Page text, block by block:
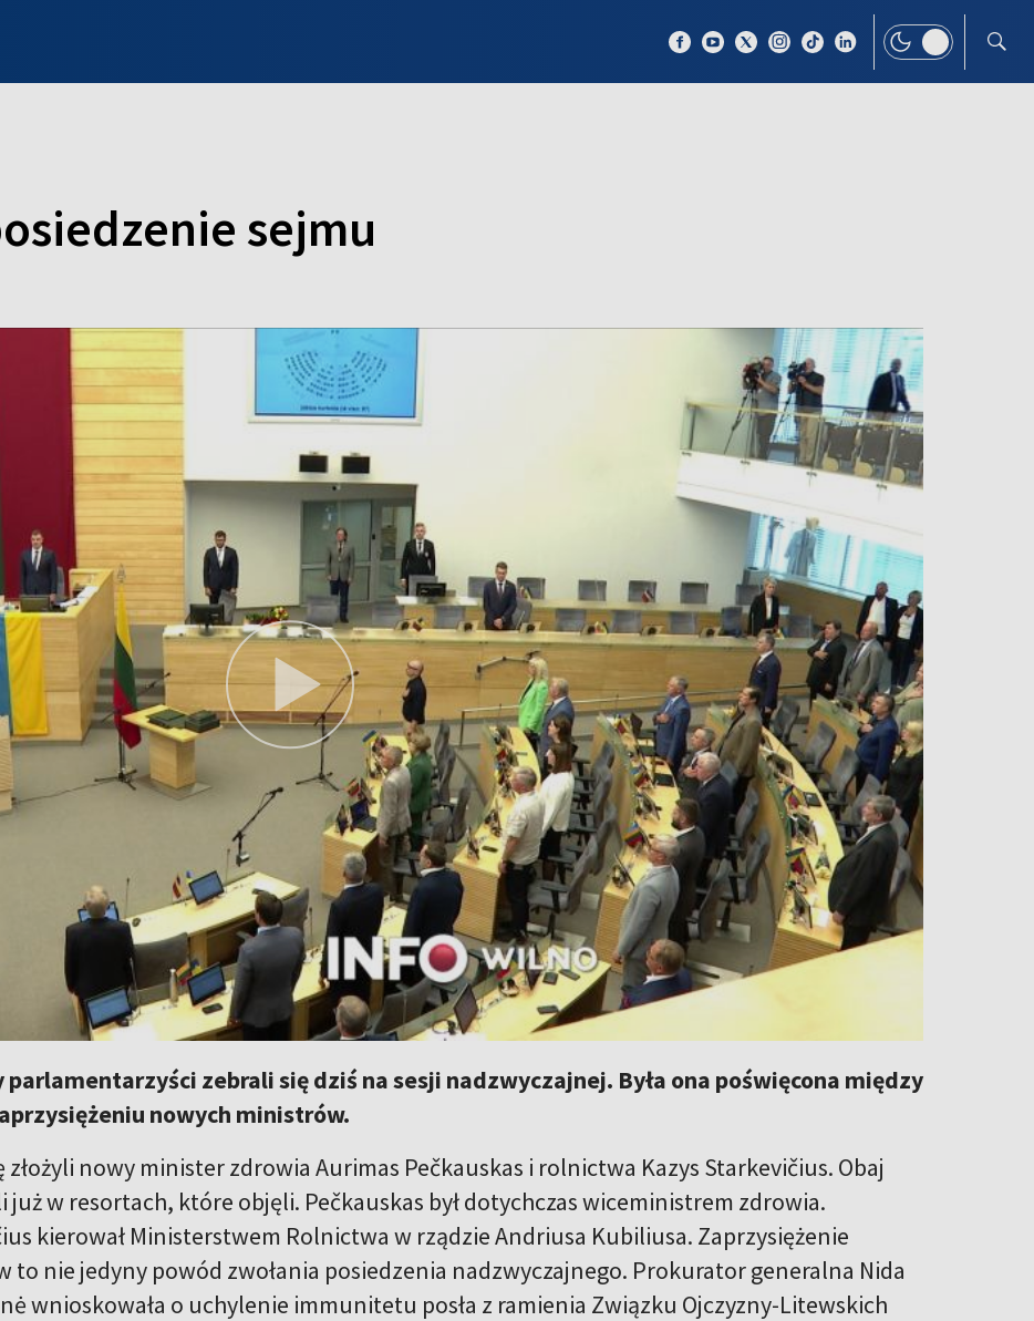
sejmu
parlamentarzyści zebrali się dziś na sesji nadzwyczajnej. Była ona poświęcona między
nowych ministrów.
złożyli nowy minister zdrowia Aurimas Pečkauskas i rolnictwa Kazys Starkevičius. Obaj
już w resortach, które objęli. Pečkauskas był dotychczas wiceministrem zdrowia.
kierował Ministerstwem Rolnictwa w rządzie Andriusa Kubiliusa. Zaprzysiężenie
to nie jedyny powód zwołania posiedzenia nadzwyczajnego. Prokurator generalna Nida
wnioskowała o uchylenie immunitetu posła z ramienia Związku Ojczyzny-Litewskich